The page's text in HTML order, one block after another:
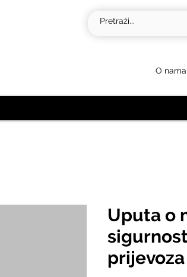
O nama
Uputa o